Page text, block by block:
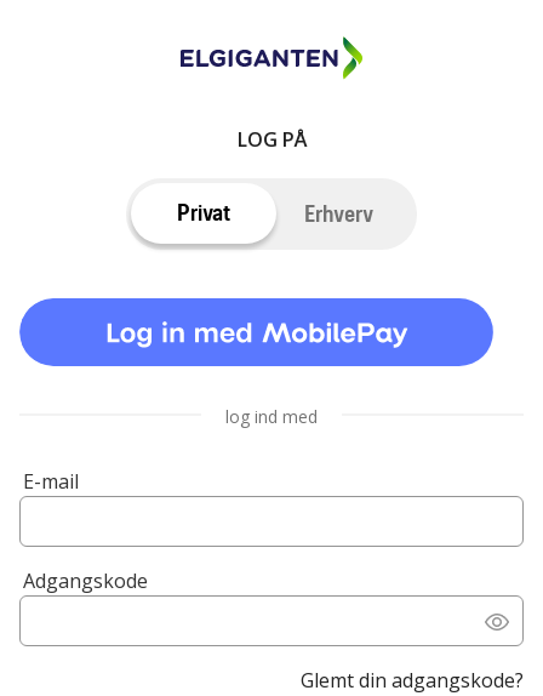
LOG PÅ
Privat Erhverv
log ind med
E-mail
Adgangskode
Glemt din adgangskode?